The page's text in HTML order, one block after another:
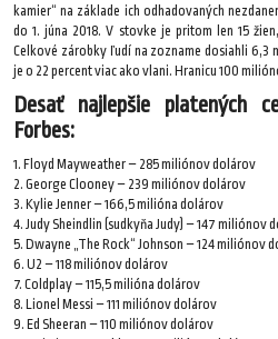
kamier“ na základe ich odhadovaných
do 1. júna 2018. V stovke je pritom len 15
Celkové zárobky ľudí na zozname dosiahli 6,3
je o 22 percent viac ako vlani. Hranicu 100
Desať najlepšie platených
Forbes:
1. Floyd Mayweather – 285 miliónov dolárov
2. George Clooney – 239 miliónov dolárov
3. Kylie Jenner – 166,5 milióna dolárov
4. Judy Sheindlin (sudkyňa Judy) – 147 miliónov
5. Dwayne „The Rock“ Johnson – 124 miliónov
6. U2 – 118 miliónov dolárov
7. Coldplay – 115,5 milióna dolárov
8. Lionel Messi – 111 miliónov dolárov
9. Ed Sheeran – 110 miliónov dolárov